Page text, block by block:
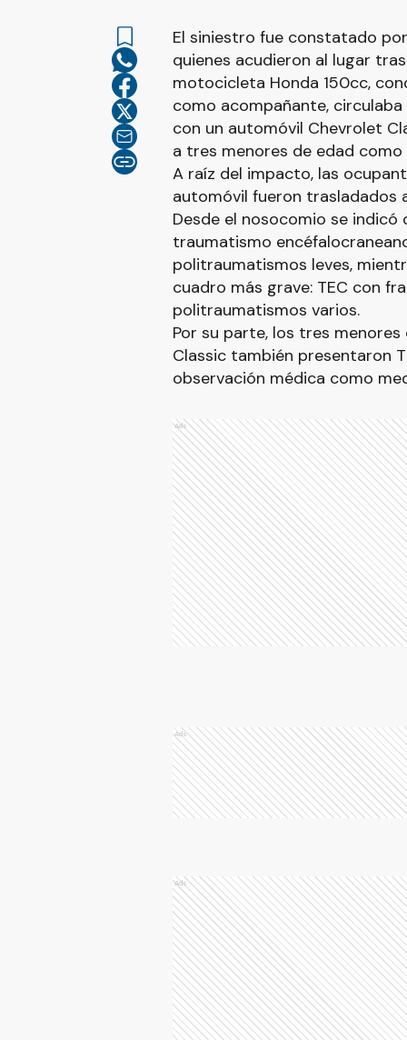
El siniestro fue constatado
quienes acudieron al lugar
motocicleta Honda 150cc,
como acompañante,
con un automóvil Chevrolet
a tres menores de edad
A raíz del impacto, las
automóvil fueron trasladados
Desde el nosocomio se
traumatismo
politraumatismos leves,
cuadro más grave: TEC con
politraumatismos varios.
Por su parte, los tres
Classic también presentaron
observación médica como
Ads
Ads
Ads